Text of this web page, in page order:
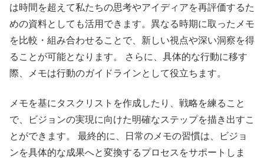
は時間を超えて私たちの思考やアイディアを再評価するた
めの資料としても活用できます。異なる時期に取ったメモ
を比較・組み合わせることで、新しい視点や深い洞察を得
ることが可能となります。 さらに、具体的な行動に移す
際、メモは行動のガイドラインとして役立ちます。
メモを基にタスクリストを作成したり、戦略を練ること
で、ビジョンの実現に向けた明確なステップを描き出すこ
とができます。 最終的に、日常のメモの習慣は、ビジョ
ンを具体的な成果へと変換するプロセスをサポートしま